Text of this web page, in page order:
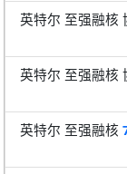
英特尔 至强融核
英特尔 至强融核
英特尔 至强融核